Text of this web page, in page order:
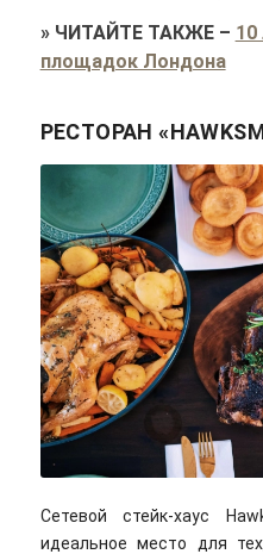
» ЧИТАЙТЕ ТАКЖЕ–
площадок Лондона
РЕСТОРАН
Сетевой стейк-хаус
идеальное место для